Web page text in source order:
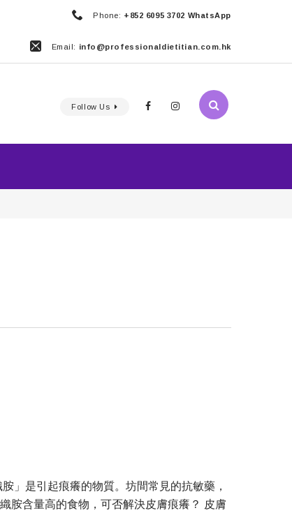
Phone: +852 6095 3702 WhatsApp
Email: info@professionaldietitian.com.hk
Follow Us
」是引起痕癢的物質。坊間常見的抗敏藥，
胺含量高的食物，可否解決皮膚痕癢？ 皮膚